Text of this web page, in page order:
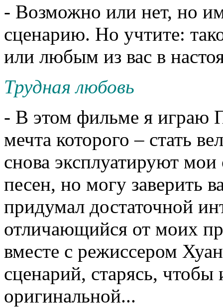
- Возможно или нет, но
сценарию. Но учтите:
или любым из вас в
Трудная любовь
- В этом фильме я играю
мечта которого – стать
снова эксплуатируют
песен, но могу заверить
придумал достаточной
отличающийся от моих
вместе с режиссером
сценарий, старясь, чтобы
оригинальной...